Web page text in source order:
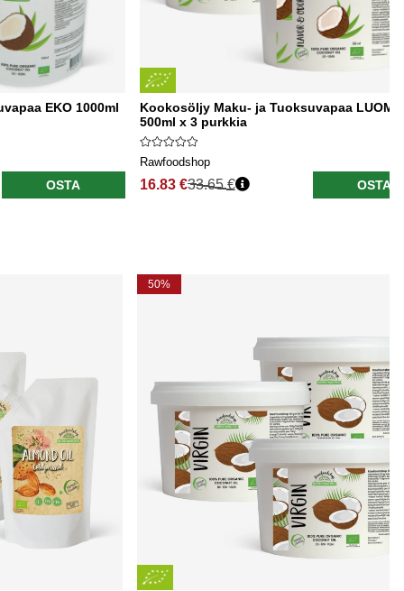
EKO 1000ml
OSTA
Kookosöljy Maku- ja Tuoksuvapaa LUOMU
500ml x 3 purkkia
Rawfoodshop
16.83 €33.65 € OSTA
50%